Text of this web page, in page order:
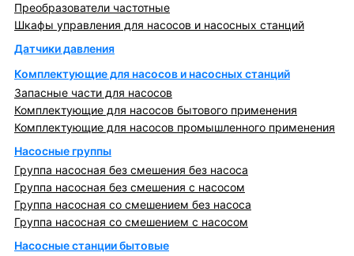
Преобразователи частотные
Шкафы управления для насосов и насосных станций
Датчики давления
Комплектующие для насосов и насосных станций
Запасные части для насосов
Комплектующие для насосов бытового применения
Комплектующие для насосов промышленного применения
Насосные группы
Группа насосная без смешения без насоса
Группа насосная без смешения с насосом
Группа насосная со смешением без насоса
Группа насосная со смешением с насосом
Насосные станции бытовые